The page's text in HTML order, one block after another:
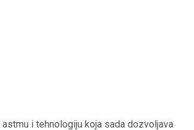
i tehnologiju koja sada dozvoljava